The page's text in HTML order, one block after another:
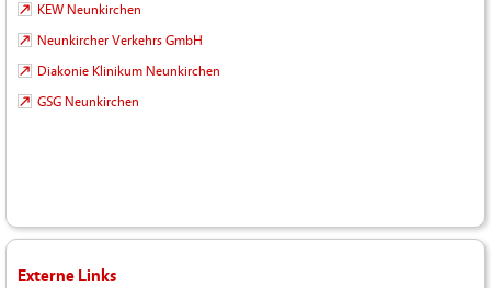
KEW Neunkirchen
Neunkircher Verkehrs GmbH
Diakonie Klinikum Neunkirchen
GSG Neunkirchen
Externe Links